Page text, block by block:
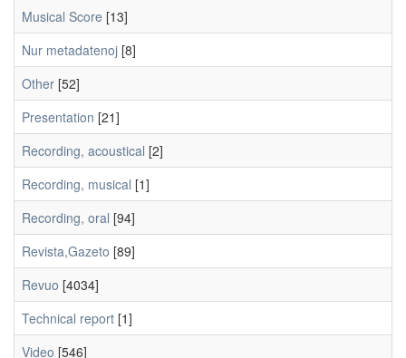
Musical Score [13]
Nur metadatenoj [8]
Other [52]
Presentation [21]
Recording, acoustical [2]
Recording, musical [1]
Recording, oral [94]
Revista,Gazeto [89]
Revuo [4034]
Technical report [1]
Video [546]